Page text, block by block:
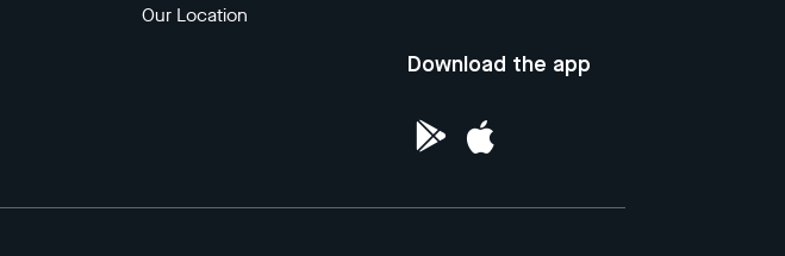
Our Location
Download the app